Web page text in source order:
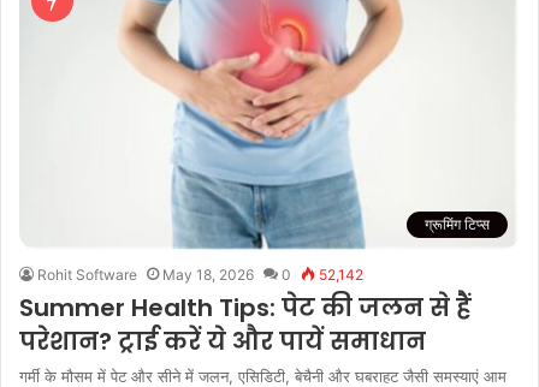
ग्रूमिंग टिप्स
Rohit Software May 18, 2026 0 52,142
Summer Health Tips: पेट की जलन से हैं
परेशान? ट्राई करें ये और पायें समाधान
गर्मी के मौसम में पेट और सीने में जलन, एसिडिटी, बेचैनी और घबराहट जैसी समस्याएं आम